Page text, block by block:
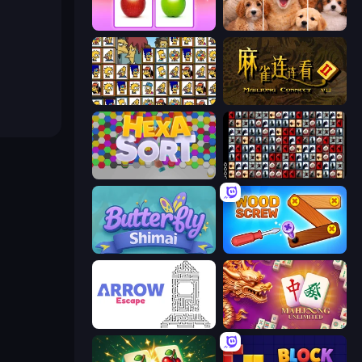
What's The Difference? Jigpic Solitaire
Tiles of the Simpsons Mahjong Connect 2 (Legacy)
War Mahjong
Butterfly Shimai Wood Screw: Bolts Puzzle
Arrow Escape Mahjong Unlimited